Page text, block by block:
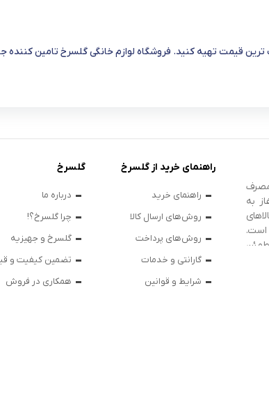
ترین قیمت تهیه کنید. فروشگاه لوازم خانگی گلسرخ تامین
به
است.
تا
با
راهنمای خرید از گلسرخ
راهنمای خرید
روش‌های ارسال کالا
روش‌های پرداخت
گارانتی و خدمات
شرایط و قوانین
گلسرخ
درباره ما
چرا گلسرخ؟!
گلسرخ و جهیزیه
تضمین کیفیت و
همکاری در فروش